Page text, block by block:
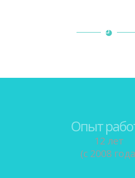
Опыт
12 лет
(с 2008